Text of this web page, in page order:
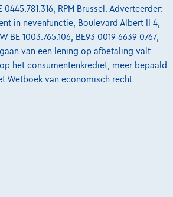
0445.781.316, RPM Brussel. Adverteerder:
in nevenfunctie, Boulevard Albert II 4,
BE 1003.765.106, BE93 0019 6639 0767,
van een lening op afbetaling valt
het consumentenkrediet, meer bepaald
Wetboek van economisch recht.